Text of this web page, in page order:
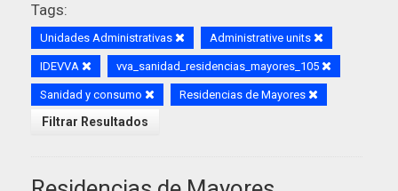
Tags:
Unidades Administrativas Administrative units
IDEVVA vva_sanidad_residencias_mayores_105
Sanidad y consumo Residencias de Mayores
Filtrar Resultados